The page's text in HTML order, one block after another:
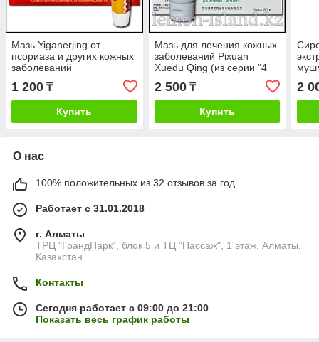
Мазь Yiganerjing от
псориаза и других кожных
заболеваний
1 200 ₸
Купить
Мазь для лечения кожных
заболеваний Pixuan
Xuedu Qing (из серии "4
баночки")
2 500₸
Купить
2
О нас
100% положительных из 32 отзывов за год
Работает с 31.01.2018
г. Алматы
ТРЦ "ГрандПарк", блок 5 и ТЦ "Пассаж", 1 этаж, Алматы,
Казахстан
Контакты
Сегодня работает с 09:00 до 21:00
Показать весь график работы